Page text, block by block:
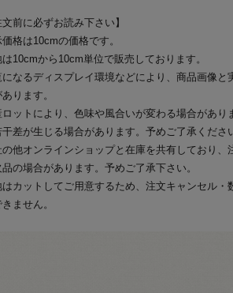
文前に必ずお読み下さい】
価格は10cmの価格です。
は10cmから10cm単位で販売しております。
になるディスプレイ環境などにより、商品画像と
ります。
ロットにより、色味や風合いが変わる場合があり
差が生じる場合があります。予めご了承くださ
の他オンラインショップと在庫を共有しており、
の場合があります。予めご了承下さい。
はカットしてご用意するため、注文キャンセル・
ません。